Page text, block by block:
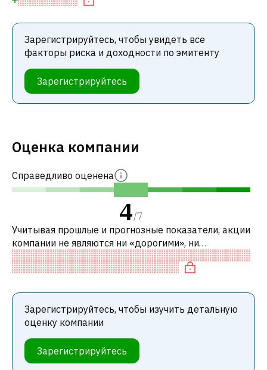
Зарегистрируйтесь, чтобы увидеть все
факторы риска и доходности по эмитенту
Зарегистрируйтесь
Оценка компании
Справедливо оценена
4/7
Учитывая прошлые и прогнозные показатели, акции
компании не являются ни «дорогими», ни
«дешевыми» по сравнению с аналогичными
компаниями. В частности, акция компании спра
Зарегистрируйтесь, чтобы изучить детальную
оценку компании
Зарегистрируйтесь